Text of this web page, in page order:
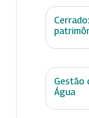
Gestão
Água